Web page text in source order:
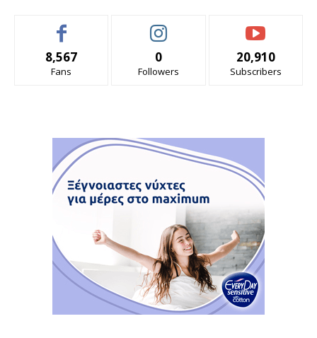
8,567
Fans
0
Followers
20,910
Subscribers